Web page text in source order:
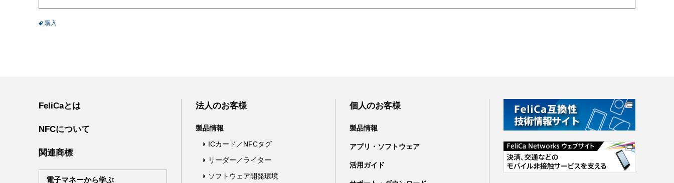
購入
FeliCaとは
NFCについて
関連商標
電子マネーから学ぶ
法人のお客様
製品情報
ICカード／NFCタグ
リーダー／ライター
ソフトウェア開発環境
個人のお客様
製品情報
アプリ・ソフトウェア
活用ガイド